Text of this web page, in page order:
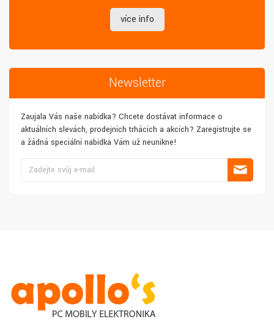
více info
Newsletter
Zaujala Vás naše nabídka? Chcete dostávat informace o
aktuálních slevách, prodejních trhácích a akcích? Zaregistrujte se
a žádná speciální nabídka Vám už neunikne!